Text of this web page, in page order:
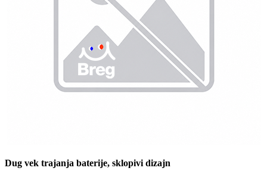
Dug vek trajanja baterije, sklopivi dizajn